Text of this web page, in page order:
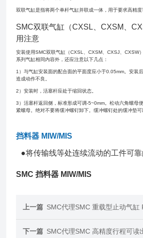
双联气缸是指将两个单杆气缸并联成一体，用于要求高精度
SMC双联气缸（CXSL、CXSM、
用注意
安装使用SMC双联气缸（CXSL、CXSM、CXSJ、CXSW
系列气缸相同内容外，还应注意以下几点：
1）与气缸安装面的配合面的平面度应小于0.05mm。安装
造成动作不良。
2）安装时，活塞杆应处于缩回状态。
3）活塞杆返回侧，标准形成可调-5~0mm。松动六角螺母
紧螺母。绝对不要将缓冲螺钉卸下。缓冲螺钉处的缓冲垫可
挡料器 MIW/MIS
●将传输线等处连续流动的工件可
SMC 挡料器 MIW/MIS
上一篇 SMC代理SMC 重载型止动气缸
下一篇 SMC代理SMC 高精度行程可读